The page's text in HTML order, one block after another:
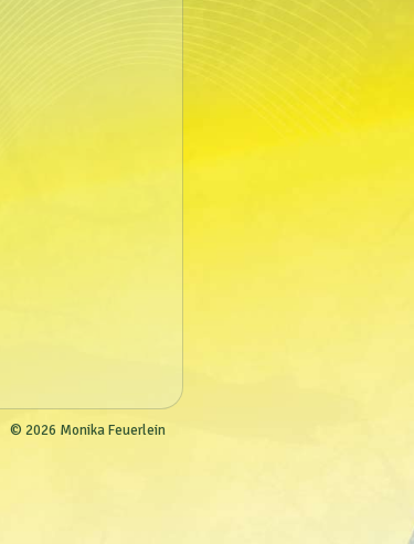
© 2026 Monika Feuerlein